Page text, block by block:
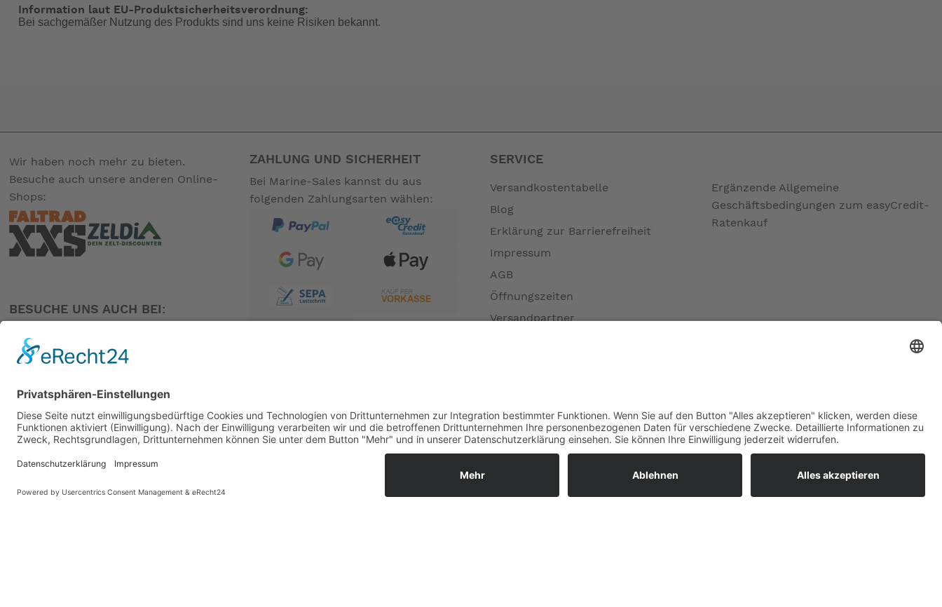
Information laut EU-Produktsicherheitsverordnung:
Bei sachgemäßer Nutzung des Produkts sind uns keine Risiken bekannt.
Wir haben noch mehr zu bieten.
Besuche auch unsere anderen Online-
Shops:
BESUCHE UNS AUCH BEI:
ZAHLUNG UND SICHERHEIT
Bei Marine-Sales kannst du aus
folgenden Zahlungsarten wählen:
SERVICE
Versandkostentabelle
Blog
Erklärung zur Barrierefreiheit
Impressum
AGB
Öffnungszeiten
Versandpartner
Widerrufsrecht MS
Widerrufsrecht bei Reparatur
Widerrufsrecht bei Dienstleistungen
Ergänzende Allgemeine
Geschäftsbedingungen zum easyCredit-
Ratenkauf